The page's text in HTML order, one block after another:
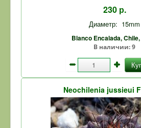
230 р.
Диаметр: 15mm
Blanco Encalada,
В наличии:9
Neochilenia jussieui